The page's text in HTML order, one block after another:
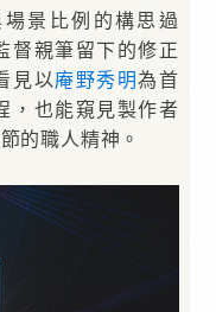
景比例的構思過
督親筆留下的修正
見以庵野秀明為首
，也能窺見製作者
的職人精神。